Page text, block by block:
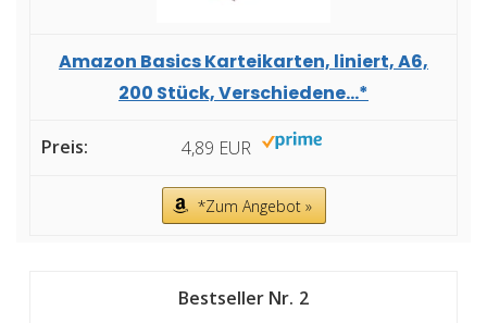
Amazon Basics Karteikarten, liniert, A6,
200 Stück, Verschiedene...*
4,89 EUR
*Zum Angebot »
2